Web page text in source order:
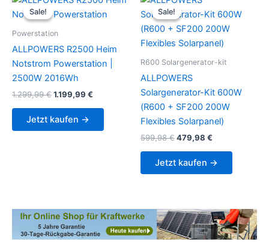
Sale!
Sale!
Powerstation
ALLPOWERS R2500 Heim
Notstrom Powerstation |
2500W 2016Wh
1.299,99€Original
was:
1.299,99 €.
1.199,99 €
Jetzt kaufen →
Sale!
Sale!
R600 Solargenerator-kit
ALLPOWERS
Solargenerator-Kit 600W
(R600 + SF200 200W
Flexibles Solarpanel)
599,98€Original
was:
599,98 €.
479,98 €
is:
479,98 €.
Jetzt kaufen →